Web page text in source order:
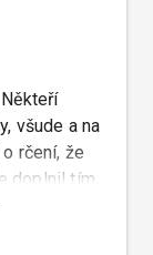
všude a na
rčení, že
doplnil tím,
to host.